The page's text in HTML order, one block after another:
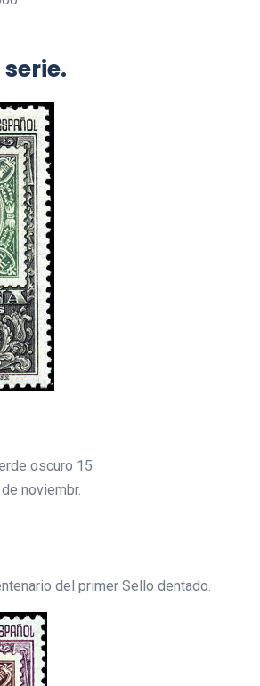
oscuro 15
noviembr.
del primer Sello dentado.